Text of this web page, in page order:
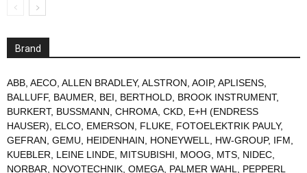
Brand
ABB, AECO, ALLEN BRADLEY, ALSTRON, AOIP, APLISENS,
BALLUFF, BAUMER, BEI, BERTHOLD, BROOK INSTRUMENT,
BURKERT, BUSSMANN, CHROMA, CKD, E+H (ENDRESS
HAUSER), ELCO, EMERSON, FLUKE, FOTOELEKTRIK PAULY,
GEFRAN, GEMU, HEIDENHAIN, HONEYWELL, HW-GROUP, IFM,
KUEBLER, LEINE LINDE, MITSUBISHI, MOOG, MTS, NIDEC,
NORBAR, NOVOTECHNIK, OMEGA, PALMER WAHL, PEPPERL